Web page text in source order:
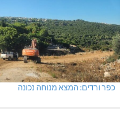
נחל כזיב: נערה משלומי אבדה הכרה